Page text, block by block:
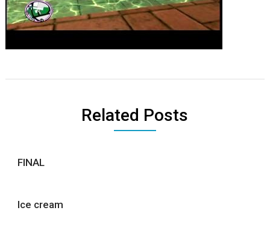
Related Posts
FINAL
Ice cream